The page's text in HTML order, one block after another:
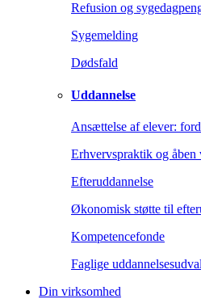
Refusion og
Sygemelding
Dødsfald
Uddannelse
Ansættelse af elever:
Erhvervspraktik og åben
Efteruddannelse
Økonomisk støtte til
Kompetencefonde
Faglige
Din virksomhed